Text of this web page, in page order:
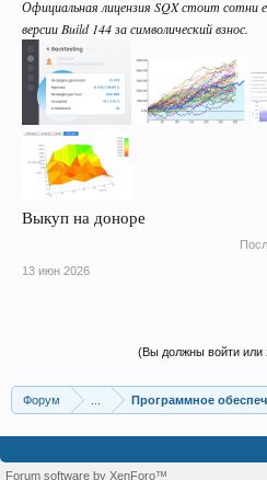
Официальная лицензия SQX стоит сотни
версии Build 144 за символический взнос.
Выкуп на доноре
13 июн 2026
(Вы должны войти или
Форум Программное
Forum software by XenForo™